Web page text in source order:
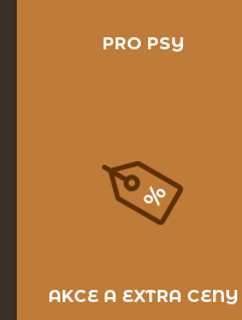
PRO PSY
AKCE A EXTRA CENY